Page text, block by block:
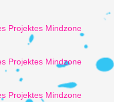
Projektes Mindzone
Projektes Mindzone
Projektes Mindzone